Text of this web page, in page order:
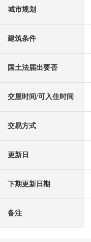
城市规划
建筑条件
国土法届出要否
交屋时间/可入住时间
交易方式
更新日
下期更新日期
备注